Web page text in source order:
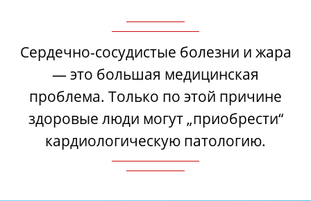
Сердечно-сосудистые болезни и жара
— это большая медицинская
проблема. Только по этой причине
здоровые люди могут „приобрести“
кардиологическую патологию.